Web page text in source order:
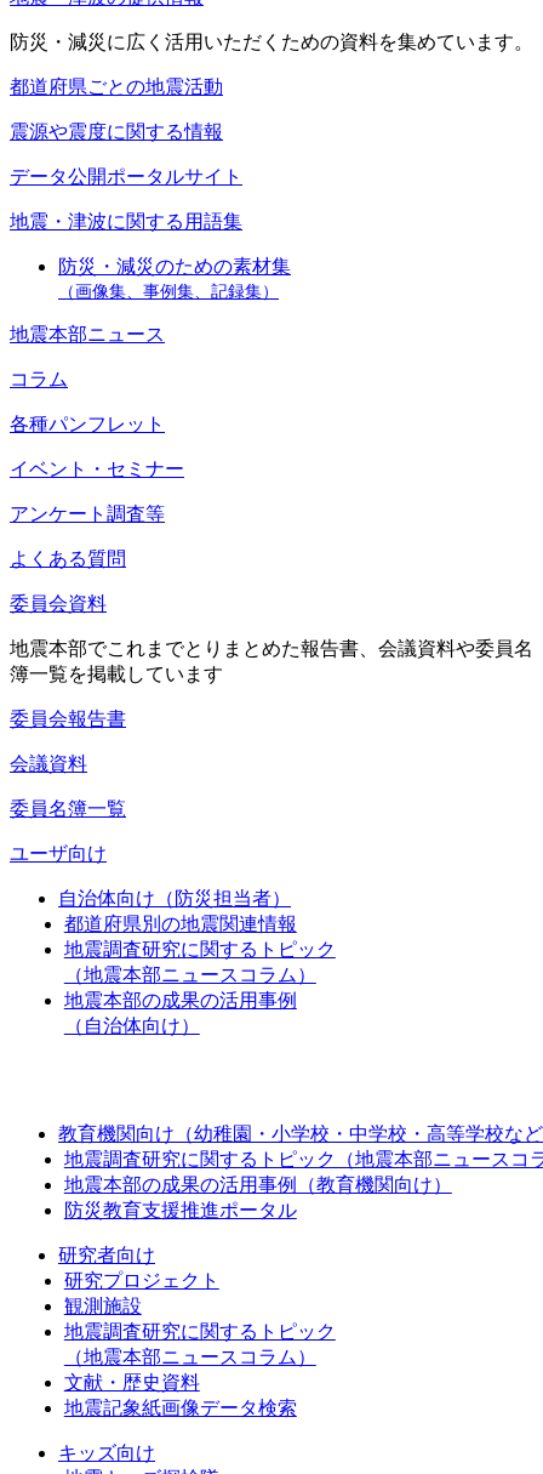
防災・減災に広く活用いただくための資料を集めています。
都道府県ごとの地震活動
震源や震度に関する情報
データ公開ポータルサイト
地震・津波に関する用語集
防災・減災のための素材集
（画像集、事例集、記録集）
地震本部ニュース
コラム
各種パンフレット
イベント・セミナー
アンケート調査等
よくある質問
委員会資料
地震本部でこれまでとりまとめた報告書、会議資料や委員名
簿一覧を掲載しています
委員会報告書
会議資料
委員名簿一覧
ユーザ向け
自治体向け（防災担当者）
都道府県別の地震関連情報
地震調査研究に関するトピック
（地震本部ニュースコラム）
地震本部の成果の活用事例
（自治体向け）
教育機関向け（幼稚園・小学校・中学校・高等学校な
地震調査研究に関するトピック（地震本部ニュースコ
地震本部の成果の活用事例（教育機関向け）
防災教育支援推進ポータル
研究者向け
研究プロジェクト
観測施設
地震調査研究に関するトピック
（地震本部ニュースコラム）
文献・歴史資料
地震記象紙画像データ検索
キッズ向け